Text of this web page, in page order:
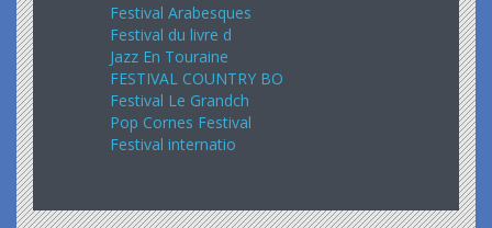
Festival Arabesques
Festival du livre d
Jazz En Touraine
FESTIVAL COUNTRY BO
Festival Le Grandch
Pop Cornes Festival
Festival internatio